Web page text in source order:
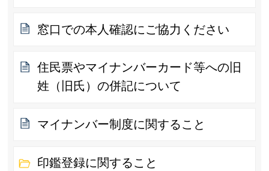
窓口での本人確認にご協力ください
住民票やマイナンバーカード等への旧
姓（旧氏）の併記について
マイナンバー制度に関すること
印鑑登録に関すること